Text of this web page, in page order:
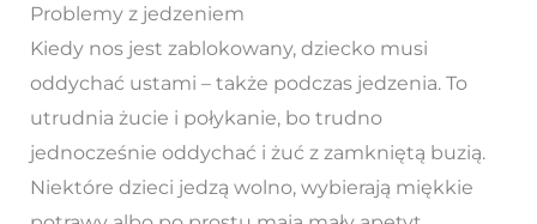
Problemy z jedzeniem
Kiedy nos jest zablokowany, dziecko musi
oddychać ustami – także podczas jedzenia. To
utrudnia żucie i połykanie, bo trudno
jednocześnie oddychać i żuć z zamkniętą buzią.
Niektóre dzieci jedzą wolno, wybierają miękkie